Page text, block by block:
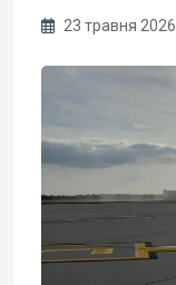
23 травня 2026